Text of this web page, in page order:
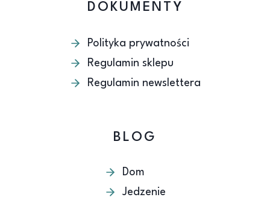
DOKUMENTY
Polityka prywatności
Regulamin sklepu
Regulamin newslettera
BLOG
Dom
Jedzenie